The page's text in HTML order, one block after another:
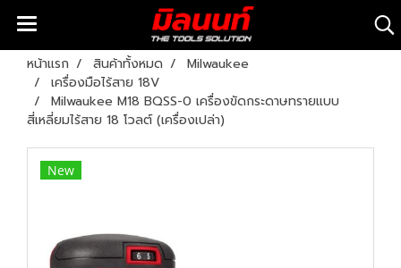
หน้าแรก สินค้าทั้งหมด
Milwaukee
เครื่องมือไร้สาย 18V
Milwaukee M18 BQSS-0 เครื่องขัดกระดาษทรายแบบ
สี่เหลี่ยมไร้สาย 18 โวลต์ (เครื่องเปล่า)
New